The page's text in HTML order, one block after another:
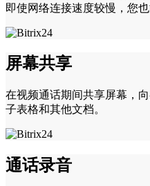
即使网络连接速度较慢，您
屏幕共享
在视频通话期间共享屏幕，
子表格和其他文档。
通话录音